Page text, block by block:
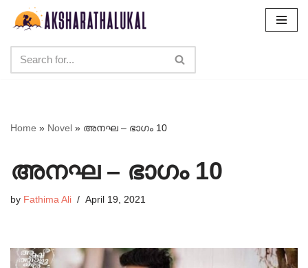
content
Home » Novel » അനഘ – ഭാഗം 10
അനഘ – ഭാഗം 10
by Fathima Ali April 19, 2021